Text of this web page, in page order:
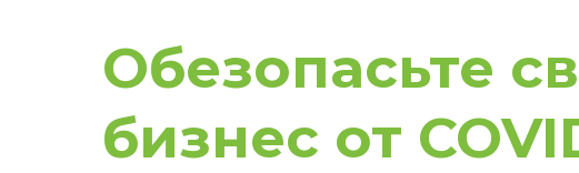
Обезопасьте
бизнес от